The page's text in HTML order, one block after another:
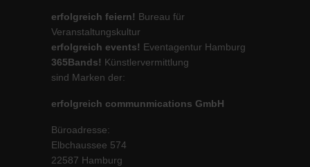
erfolgreich feiern! Bureau für
Veranstaltungskultur
erfolgreich events! Eventagentur Hamburg
365Bands! Künstlervermittlung
sind Marken der:
erfolgreich communmications GmbH
Büroadresse:
Elbchaussee 574
22587 Hamburg